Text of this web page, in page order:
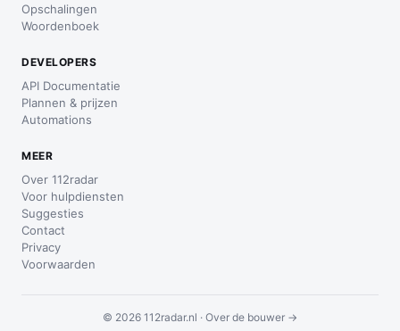
Opschalingen
Woordenboek
DEVELOPERS
API Documentatie
Plannen & prijzen
Automations
MEER
Over 112radar
Voor hulpdiensten
Suggesties
Contact
Privacy
Voorwaarden
© 2026 112radar.nl · Over de bouwer →